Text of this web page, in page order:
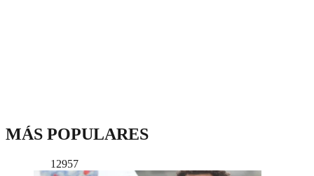
MÁS POPULARES
12957